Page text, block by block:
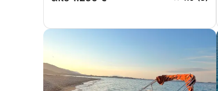
Σπήλαιο Έρωτα